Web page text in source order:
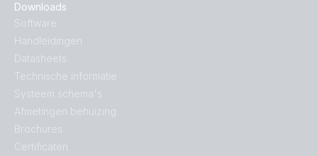
Downloads
Software
Handleidingen
Datasheets
Technische informatie
Systeem schema's
Afmetingen behuizing
Brochures
Certificaten